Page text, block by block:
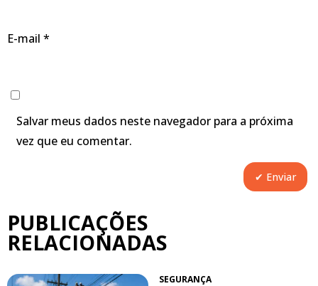
E-mail *
Salvar meus dados neste navegador para a próxima
vez que eu comentar.
PUBLICAÇÕES
RELACIONADAS
SEGURANÇA